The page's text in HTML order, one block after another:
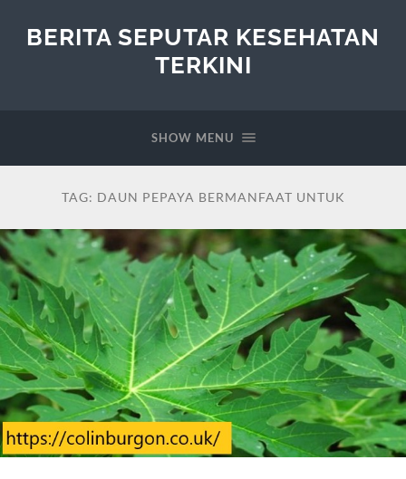
BERITA SEPUTAR KESEHATAN
TERKINI
SHOW MENU
TAG: DAUN PEPAYA BERMANFAAT UNTUK